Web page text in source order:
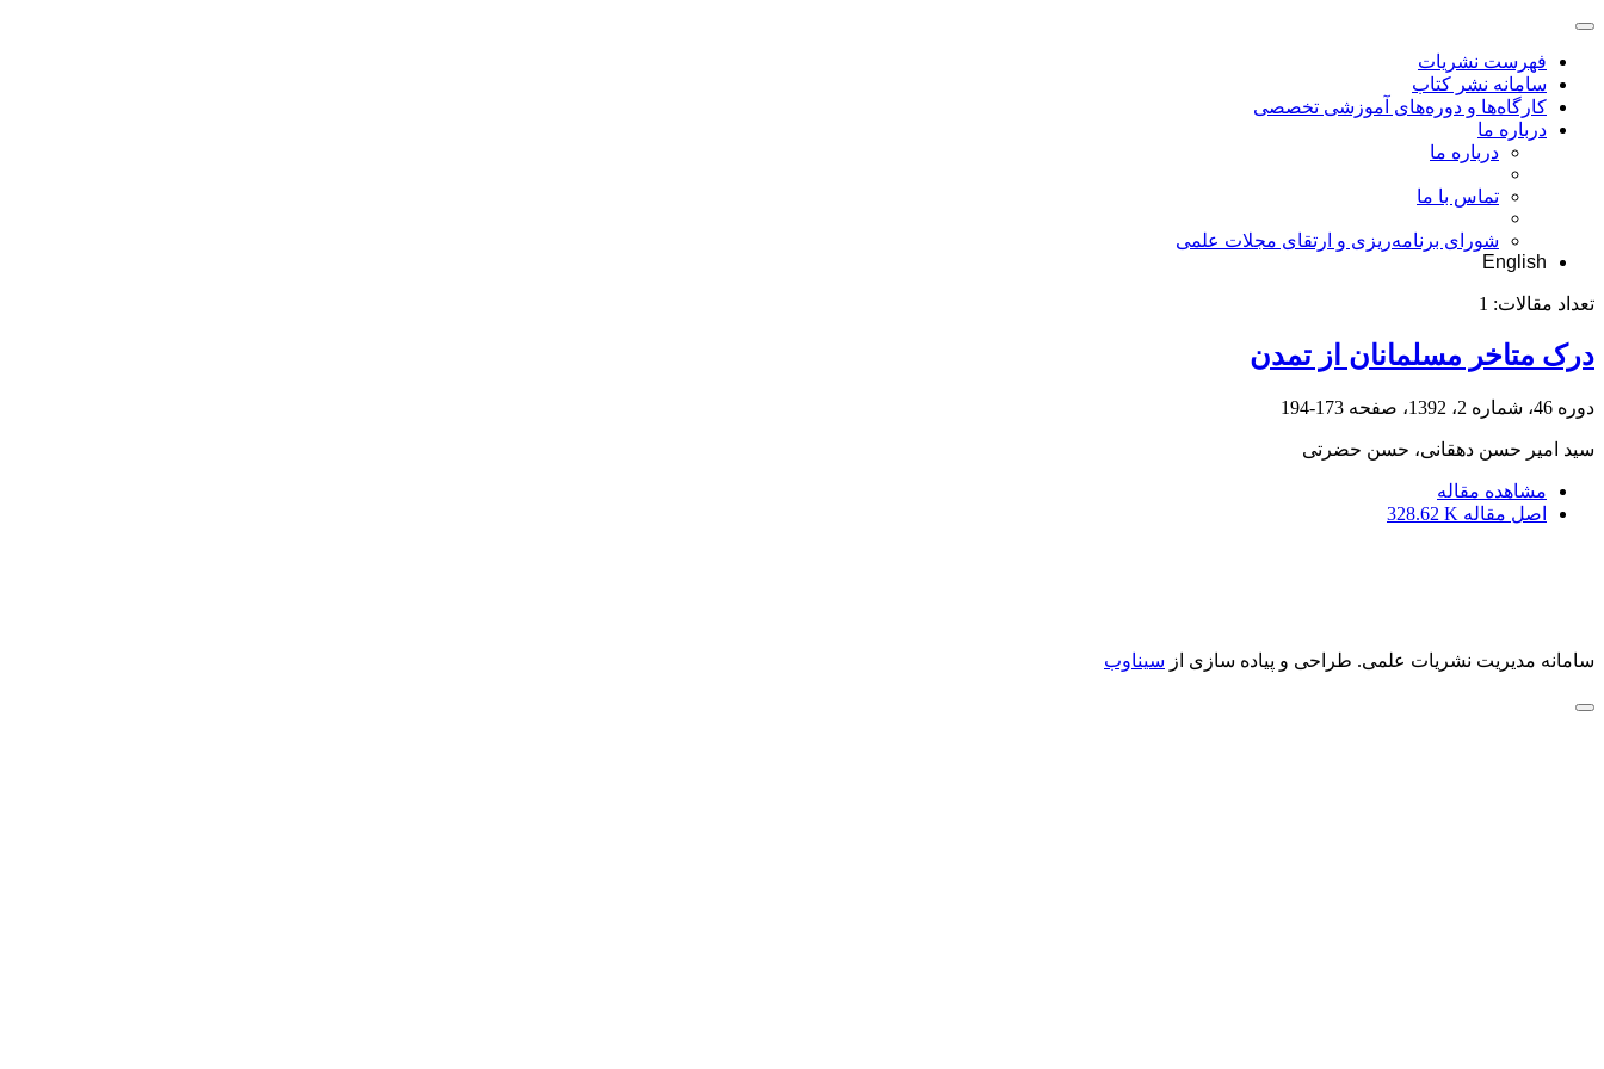
فهرست نشریات
سامانه نشر کتاب
کارگاه‌ها و دوره‌های آموزشی تخصصی
درباره ما
درباره ما
تماس با ما
شورای برنامه‌ریزی و ارتقای مجلات علمی
English
تعداد مقالات: 1
درک متاخر مسلمانان از تمدن
دوره 46، شماره 2، 1392، صفحه 173-194
سید امیر حسن دهقانی، حسن حضرتی
مشاهده مقاله
اصل مقاله 328.62 K
سامانه مدیریت نشریات علمی. طراحی و پیاده سازی از سیناوب